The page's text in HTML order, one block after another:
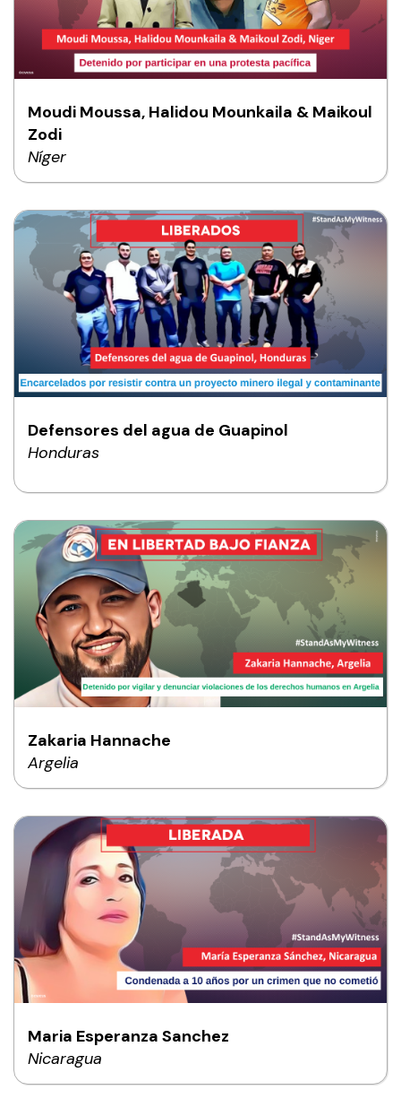
Moudi Moussa, Halidou Mounkaila & Maikoul
Zodi
Níger
Defensores del agua de Guapinol
Honduras
Zakaria Hannache
Argelia
Maria Esperanza Sanchez
Nicaragua